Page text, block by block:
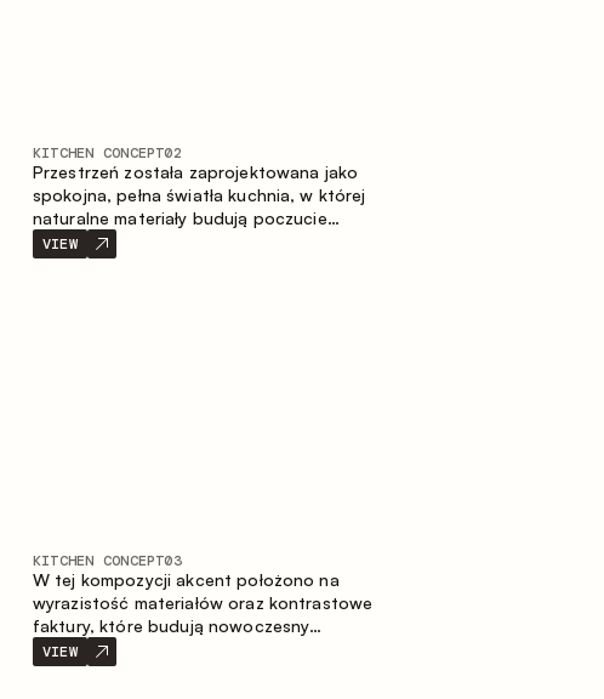
KITCHEN CONCEPT02
Przestrzeń została zaprojektowana jako
spokojna, pełna światła kuchnia, w której
naturalne materiały budują poczucie
ciepła, równowagi oraz wizualnej lekkości.
Ponadczasowe zestawienie kolorów i
VIEW
KITCHEN CONCEPT03
W tej kompozycji akcent położono na
wyrazistość materiałów oraz kontrastowe
faktury, które budują nowoczesny
charakter przestrzeni kuchennej. Ciemne,
opalane drewno, metal oraz spiek tworzą
VIEW